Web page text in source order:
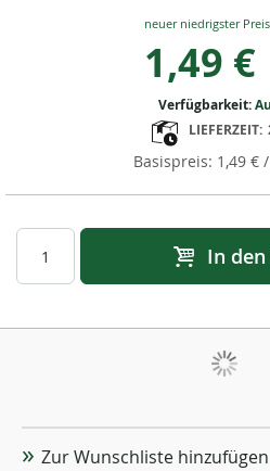
Special
1,49 €
1,49 €
Verfügbarkeit:
LIEFERZEIT:
In
Zur Wunschliste hinzufügen